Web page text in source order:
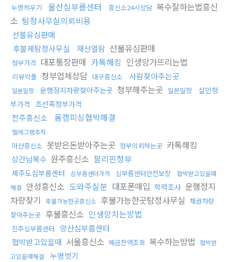
누명씌우기 울산심부름센터 흥신소24시상담 복수잘하는법흥신
소 탐정사무실의뢰비용
선불유심판매
후불제탐정사무실
재산열람 선불유심판매
청부가격 대포통장판매 카톡해킹 인생망가뜨리는법
리뷰악플 청부업체상담 대구흥신소 사람찾아주는곳
일본밀항 운행정지차량찾아주는곳 청부해주는곳 일본밀항
살인청
부가격 조선족청부가격
전주흥신소 몸캠피싱협박해결
텔레그램추적
마산흥신소 못받은돈받아주는곳 청부의뢰하는곳 카톡해킹
상간남복수 원주흥신소 필리핀청부
제주도심부름센터 심부름센터가격 심부름센터안전보장
협박받고있을때
해결
안성흥신소 도와주실분 대포폰매입 학력조사 운행정지
차량찾기
후불가능한곳흥신소 후불가능한곳탐정사무실 채권차량
찾아주는곳 후불흥신소 인생망치는방법
진주심부름센터
양산심부름센터
협박받고있을때 서울흥신소 예금잔액조회 복수하는방법
협박받
고있을때해결
누명벗기